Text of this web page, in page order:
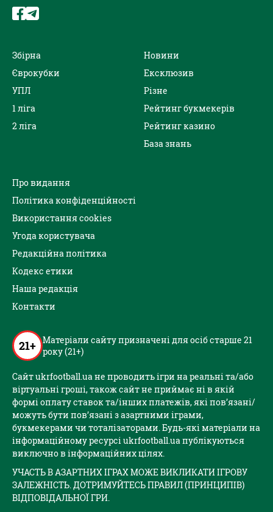
Збірна
Єврокубки
УПЛ
1 ліга
2 ліга
Новини
Ексклюзив
Різне
Рейтинг букмекерів
Рейтинг казино
База знань
Про видання
Політика конфіденційності
Використання cookies
Угода користувача
Редакційна політика
Кодекс етики
Наша редакція
Контакти
21+ Матеріали сайту призначені для осіб старше 21
року (21+)
Сайт ukrfootball.ua не проводить ігри на реальні та/або
віртуальні гроші, також сайт не приймає ні в якій
формі оплату ставок та/інших платежів, які пов’язані/
можуть бути пов’язані з азартними іграми,
букмекерами чи тоталізаторами. Будь-які матеріали на
інформаційному ресурсі ukrfootball.ua публікуються
виключно в інформаційних цілях.
УЧАСТЬ В АЗАРТНИХ ІГРАХ МОЖЕ ВИКЛИКАТИ ІГРОВУ
ЗАЛЕЖНІСТЬ. ДОТРИМУЙТЕСЬ ПРАВИЛ (ПРИНЦИПІВ)
ВІДПОВІДАЛЬНОЇ ГРИ.